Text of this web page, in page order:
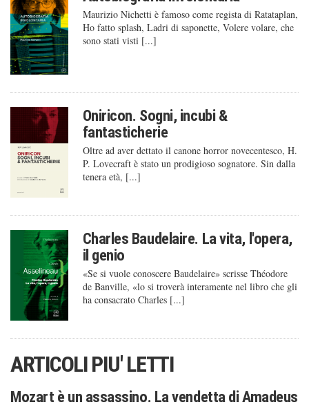
Maurizio Nichetti è famoso come regista di Ratataplan,
Ho fatto splash, Ladri di saponette, Volere volare, che
sono stati visti [...]
Oniricon. Sogni, incubi &
fantasticherie
Oltre ad aver dettato il canone horror novecentesco, H.
P. Lovecraft è stato un prodigioso sognatore. Sin dalla
tenera età, [...]
Charles Baudelaire. La vita, l'opera,
il genio
«Se si vuole conoscere Baudelaire» scrisse Théodore
de Banville, «lo si troverà interamente nel libro che gli
ha consacrato Charles [...]
ARTICOLI PIU' LETTI
Mozart è un assassino. La vendetta di Amadeus